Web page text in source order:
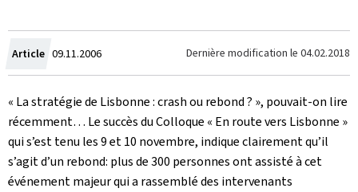
Article Crée
le
09.11.2006 Dernière modification le 04.02.2018
« La stratégie de Lisbonne : crash ou rebond ? », pouvait-on lire
récemment… Le succès du Colloque « En route vers Lisbonne »
qui s’est tenu les 9 et 10 novembre, indique clairement qu’il
s’agit d’un rebond: plus de 300 personnes ont assisté à cet
événement majeur qui a rassemblé des intervenants